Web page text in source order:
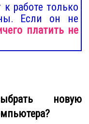
к работе только
Если он не
платить не
новую